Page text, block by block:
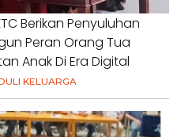
Berikan Penyuluhan
Peran Orang Tua
Anak Di Era Digital
KELUARGA